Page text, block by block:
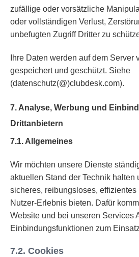
zufällige oder vorsätzliche
oder vollständigen Verlust,
unbefugten Zugriff Dritter zu
Ihre Daten werden auf dem Server
gespeichert und geschützt. Siehe
(datenschutz(@)clubdesk.com).
7. Analyse, Werbung und
Drittanbietern
7.1. Allgemeines
Wir möchten unsere Dienste
aktuellen Stand der Technik halten
sicheres, reibungsloses,
Nutzer-Erlebnis bieten. Dafür
Website und bei unseren Services
Einbindungsfunktionen zum
7.2. Cookies